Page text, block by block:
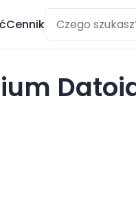
Cennik